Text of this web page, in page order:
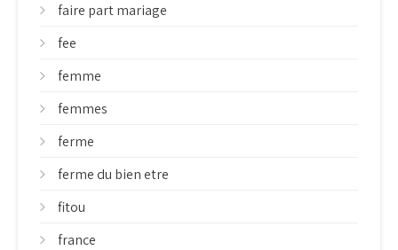
faire part mariage
fee
femme
femmes
ferme
ferme du bien etre
fitou
france